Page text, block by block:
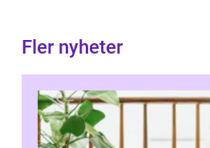
Fler nyheter